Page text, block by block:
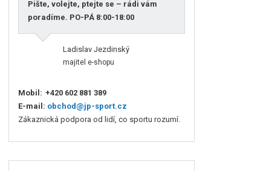
Pište, volejte, ptejte se – rádi vám
poradíme. PO-PÁ 8:00-18:00
Ladislav Jezdinský
majitel e-shopu
Mobil: +420 602 881 389
E-mail: obchod@jp-sport.cz
Zákaznická podpora od lidí, co sportu rozumí.